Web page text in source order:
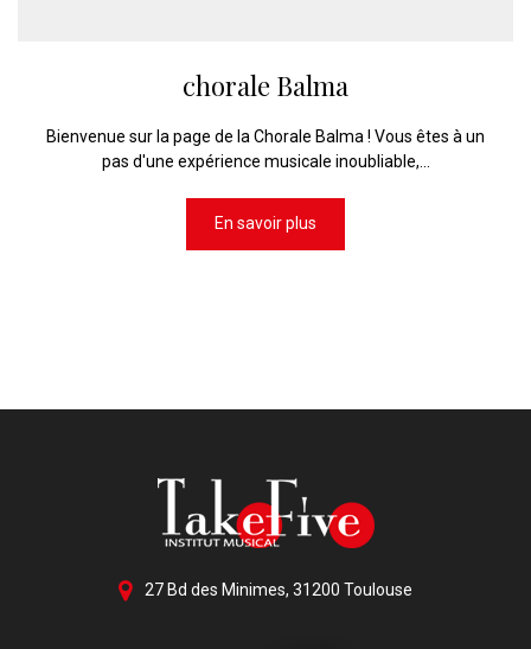
chorale Balma
Bienvenue sur la page de la Chorale Balma ! Vous êtes à un
pas d'une expérience musicale inoubliable,...
En savoir plus
27 Bd des Minimes, 31200 Toulouse